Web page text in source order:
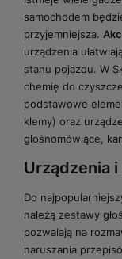
samochodem
przyjemniejsza.
urządzenia
stanu pojazdu. W
chemię do
podstawowe
klemy) oraz
głośnomówiące,
Urządzenia
Do
należą zestawy
pozwalają na
naruszania